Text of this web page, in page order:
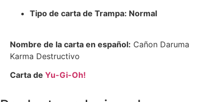
Tipo de carta de Trampa: Normal
Nombre de la carta en español: Cañon Daruma
Karma Destructivo
Carta de Yu-Gi-Oh!